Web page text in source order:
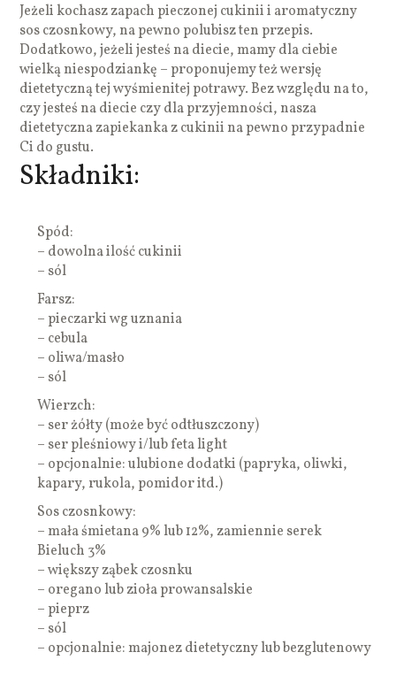
Jeżeli kochasz zapach pieczonej cukinii i aromatyczny
sos czosnkowy, na pewno polubisz ten przepis.
Dodatkowo, jeżeli jesteś na diecie, mamy dla ciebie
wielką niespodziankę – proponujemy też wersję
dietetyczną tej wyśmienitej potrawy. Bez względu na to,
czy jesteś na diecie czy dla przyjemności, nasza
dietetyczna zapiekanka z cukinii na pewno przypadnie
Ci do gustu.
Składniki:
Spód:
– dowolna ilość cukinii
– sól
Farsz:
– pieczarki wg uznania
– cebula
– oliwa/masło
– sól
Wierzch:
– ser żółty (może być odtłuszczony)
– ser pleśniowy i/lub feta light
– opcjonalnie: ulubione dodatki (papryka, oliwki,
kapary, rukola, pomidor itd.)
Sos czosnkowy:
– mała śmietana 9% lub 12%, zamiennie serek
Bieluch 3%
– większy ząbek czosnku
– oregano lub zioła prowansalskie
– pieprz
– sól
– opcjonalnie: majonez dietetyczny lub bezglutenowy